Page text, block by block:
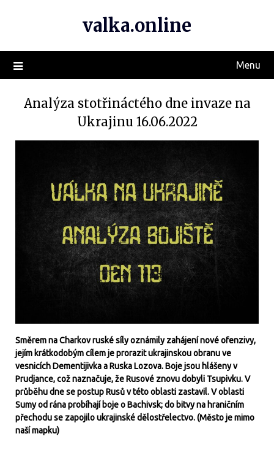
valka.online
Menu
Analýza stotřináctého dne invaze na
Ukrajinu 16.06.2022
Směrem na Charkov ruské síly oznámily zahájení nové ofenzivy,
jejím krátkodobým cílem je prorazit ukrajinskou obranu ve
vesnicích Dementijivka a Ruska Lozova. Boje jsou hlášeny v
Prudjance, což naznačuje, že Rusové znovu dobyli Tsupivku. V
průběhu dne se postup Rusů v této oblasti zastavil. V oblasti
Sumy od rána probíhají boje o Bachivsk; do bitvy na hraničním
přechodu se zapojilo ukrajinské dělostřelectvo. (Město je mimo
naší mapku)